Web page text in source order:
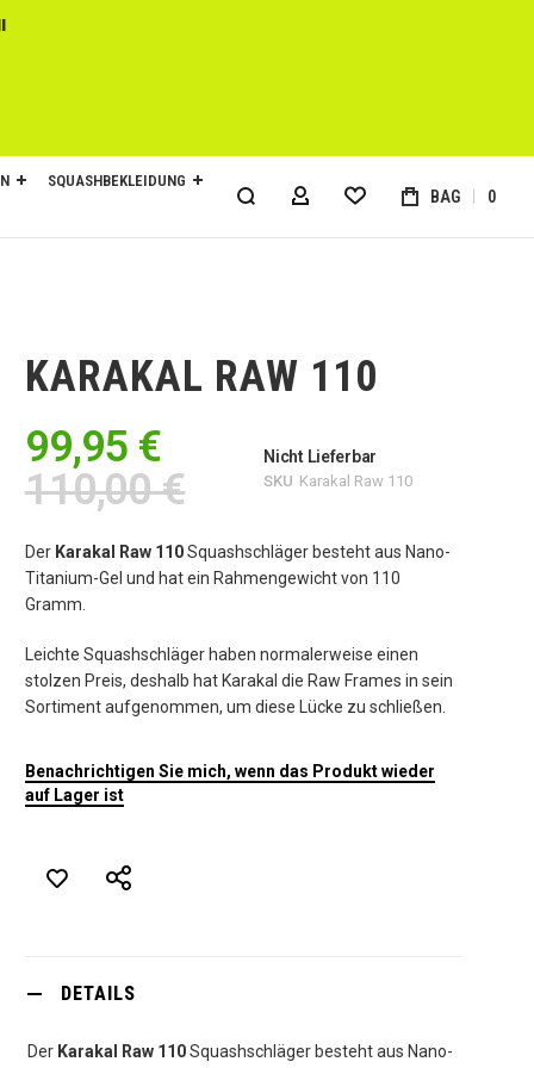
SQUASHBEKLEIDUNG
MY ACCOUNT BAG 0
KARAKAL RAW 110
99,95 €
110,00 €
Nicht Lieferbar
SKU Karakal Raw 110
Der Karakal Raw 110Squashschläger besteht aus Nano-
Titanium-Gel und hat ein Rahmengewicht von 110
Gramm.
Leichte Squashschläger haben normalerweise einen
stolzen Preis, deshalb hat Karakal die Raw Frames in sein
Sortiment aufgenommen, um diese Lücke zu schließen.
Benachrichtigen Sie mich, wenn das Produkt wieder
auf Lager ist
DETAILS
Der Karakal Raw 110Squashschläger besteht aus Nano-